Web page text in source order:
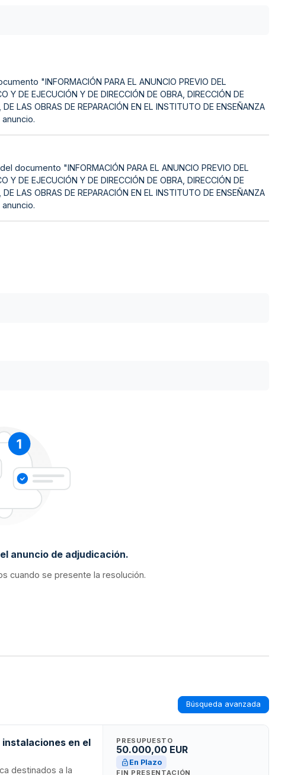
"INFORMACIÓN PARA EL ANUNCIO PREVIO DEL
Y DE EJECUCIÓN Y DE DIRECCIÓN DE OBRA, DIRECCIÓN DE
LAS OBRAS DE REPARACIÓN EN EL INSTITUTO DE ENSEÑANZA
"INFORMACIÓN PARA EL ANUNCIO PREVIO DEL
Y DE EJECUCIÓN Y DE DIRECCIÓN DE OBRA, DIRECCIÓN DE
LAS OBRAS DE REPARACIÓN EN EL INSTITUTO DE ENSEÑANZA
anuncio de adjudicación.
cuando se presente la resolución.
Búsqueda avanzada
en el
destinados a la
PRESUPUESTO
50.000,00 EUR
En Plazo
FIN PRESENTACIÓN